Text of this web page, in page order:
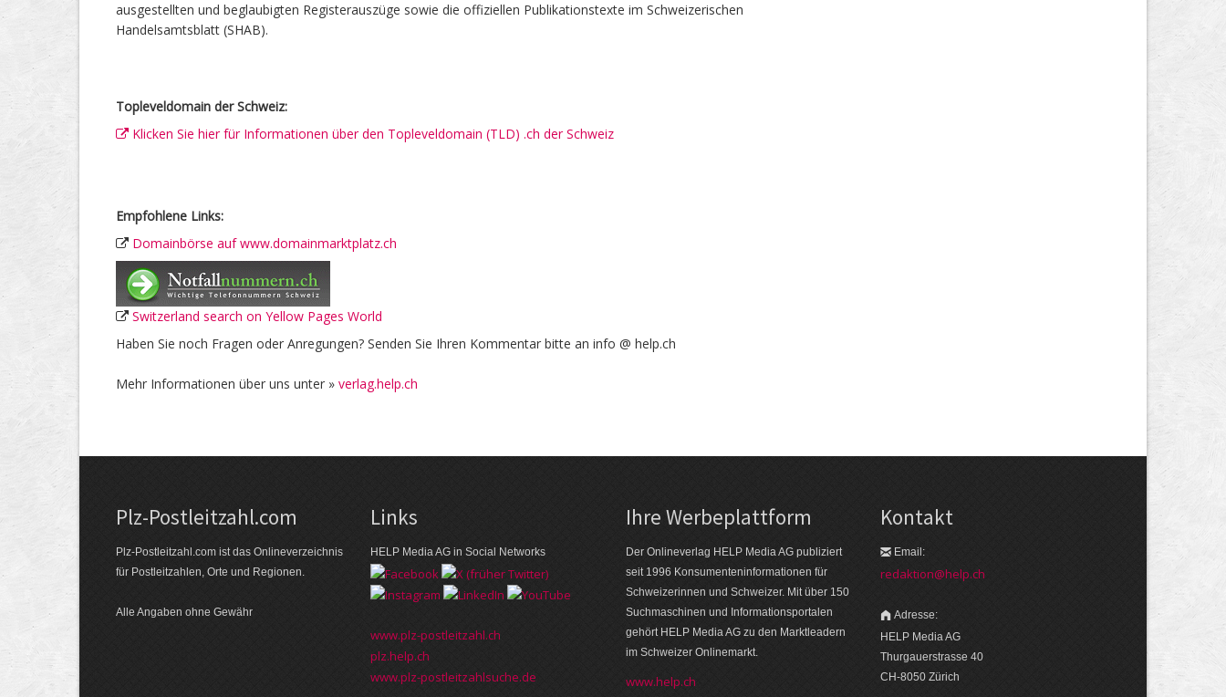
ausgestellten und beglaubigten Registerauszüge sowie die offiziellen Publikationstexte im Schweizerischen
Handelsamtsblatt (SHAB).
Topleveldomain der Schweiz:
Klicken Sie hier für Informationen über den Topleveldomain (TLD) .ch der Schweiz
Empfohlene Links:
Domainbörse auf www.domainmarktplatz.ch
Switzerland search on Yellow Pages World
Haben Sie noch Fragen oder Anregungen? Senden Sie Ihren Kommentar bitte an info @ help.ch
Mehr Informationen über uns unter » verlag.help.ch
Plz-Postleitzahl.com
Plz-Postleitzahl.com ist das Onlineverzeichnis
für Postleitzahlen, Orte und Regionen.
Alle Angaben ohne Gewähr
Links
HELP Media AG in Social Networks
www.plz-postleitzahl.ch
plz.help.ch
www.plz-postleitzahlsuche.de
Ihre Werbeplattform
Der Onlineverlag HELP Media AG publiziert
seit 1996 Konsumenten­informationen für
Schweizerinnen und Schweizer. Mit über 150
Suchmaschinen und Informations­portalen
gehört HELP Media AG zu den Markt­leadern
im Schweizer Onlinemarkt.
www.help.ch
Kontakt
Email:
redaktion@help.ch
Adresse:
HELP Media AG
Thurgauerstrasse 40
CH-8050 Zürich